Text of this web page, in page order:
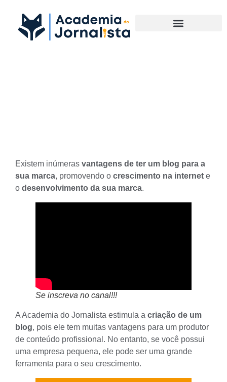
Existem inúmeras vantagens de ter um blog para a
sua marca, promovendo o crescimento na internet e
o desenvolvimento da sua marca.
Se inscreva no canal!!!
A Academia do Jornalista estimula a criação de um
blog, pois ele tem muitas vantagens para um produtor
de conteúdo profissional. No entanto, se você possui
uma empresa pequena, ele pode ser uma grande
ferramenta para o seu crescimento.